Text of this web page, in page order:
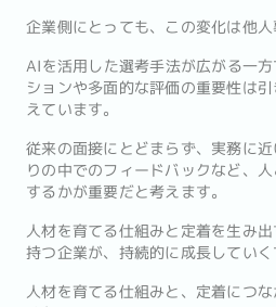
企業側にとっても、この変化は他人
AIを活用した選考手法が広がる一
ションや多面的な評価の重要性は
えています。
従来の面接にとどまらず、実務に
りの中でのフィードバックなど、
するかが重要だと考えます。
人材を育てる仕組みと定着を生み
持つ企業が、持続的に成長していく
人材を育てる仕組みと、定着につ